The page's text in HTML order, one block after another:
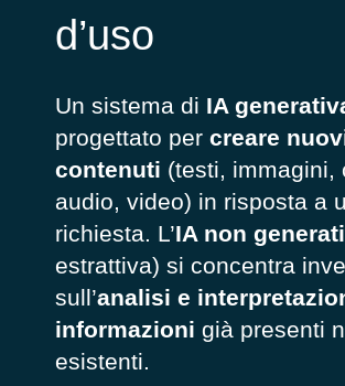
d’uso
Un sistema di IA
progettato per creare
contenuti (testi, immagini,
audio, video) in risposta a
richiesta. L’IA non
estrattiva) si concentra
sull’analisi e
informazioni già presenti
esistenti.